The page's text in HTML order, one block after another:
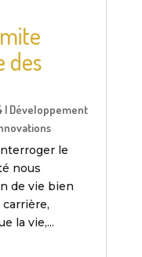
des
| Développement
le
nous
de vie bien
la vie,...